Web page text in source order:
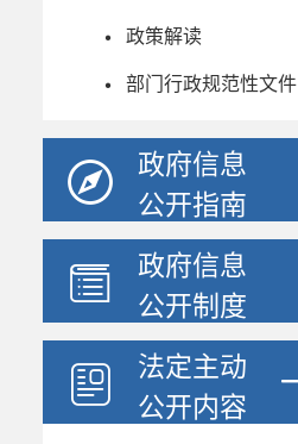
政策解读
部门行政规范性文件
政府信息
公开指南
政府信息
公开制度
法定主动
公开内容